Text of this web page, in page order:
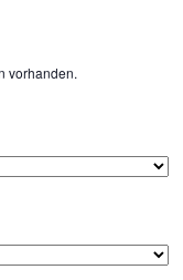
vorhanden.